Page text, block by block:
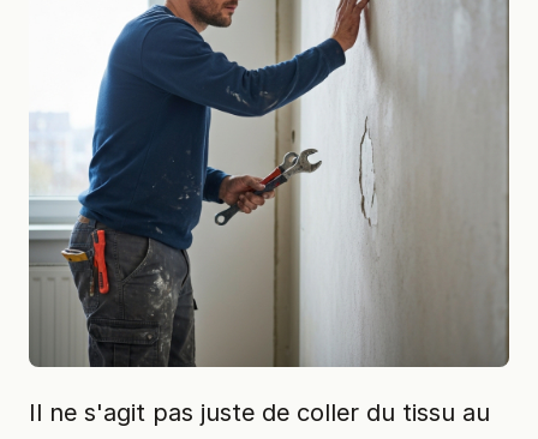
Il ne s'agit pas juste de coller du tissu au